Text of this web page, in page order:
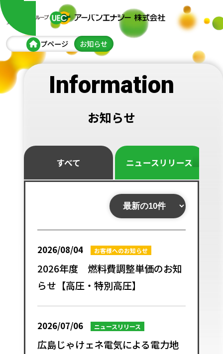
トップページ お知らせ
Information
お知らせ
すべて ニュースリリース
2026/08/04 お客様へのお知らせ
2026年度 燃料費調整単価のお知
らせ【高圧・特別高圧】
2026/07/06 ニュースリリース
広島じゃけェネ電気による電力地